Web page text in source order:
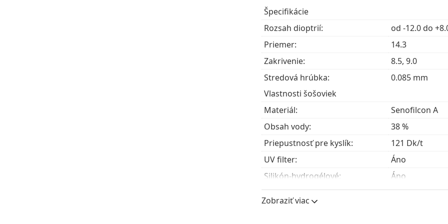
žiarenia.
Jednoduchá manipulácia– Modrozelené
bezproblémovej aplikácii.
UV filter v kontaktných šošovkách zlepšuje
ultrafialového žiarenia. Šošovky však
ochranou pred škodlivým UV žiarením
okuliarov.
Pro koho sú Acuvue Oasys Max 1-
Kontaktné šošovky Acuvue Oasys Max 1-Day
myopia) alebo ďalekozrakosti ( hyperopia).
vhodné pre:
Nositeľov, ktorí žijú aktívnym životným štýlom.
Nositeľov, ktorí uprednostňujú denný režim
Špecifikácie
Rozsah dioptrií:
od -12.0 do
Priemer:
14.3
Zakrivenie:
8.5, 9.0
Stredová hrúbka:
0.085 mm
Vlastnosti šošoviek
Materiál:
Senofilcon A
Obsah vody:
38 %
Priepustnosť pre kyslík:
121 Dk/t
UV filter:
Áno
Silikón-hydrogélové:
Áno
Používanie
Zobraziť viac